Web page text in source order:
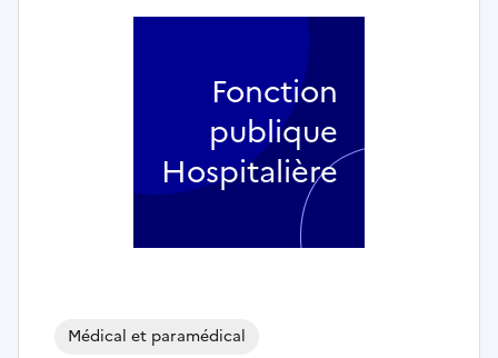
Médical et paramédical
Fonction
publique
Hospitalière